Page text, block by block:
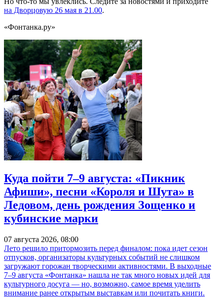
на Дворцовую 26 мая в 21.00.
«Фонтанка.ру»
Куда пойти 7–9 августа: «Пикник
Афиши», песни «Короля и Шута» в
Ледовом, день рождения Зощенко и
кубинские марки
07 августа 2026, 08:00
Лето решило притормозить перед финалом: пока идет сезон
отпусков, организаторы культурных событий не слишком
загружают горожан творческими активностями. В выходные
7–9 августа «Фонтанка» нашла не так много новых идей для
культурного досуга — но, возможно, самое время уделить
внимание ранее открытым выставкам или почитать книги.